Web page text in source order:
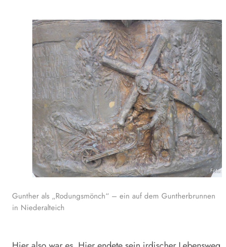
Foto:
Gunther als „Rodungsmönch“ – ein auf dem Guntherbrunnen
in Nieder­alteich